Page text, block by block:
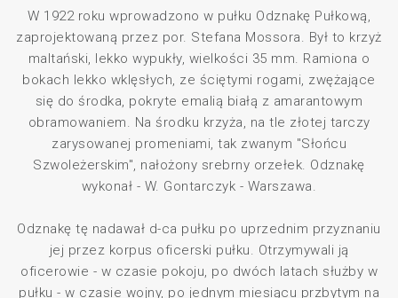
W 1922 roku wprowadzono w pułku Odznakę Pułkową,
zaprojektowaną przez por. Stefana Mossora. Był to krzyż
maltański, lekko wypukły, wielkości 35 mm. Ramiona o
bokach lekko wklęsłych, ze ściętymi rogami, zwężające
się do środka, pokryte emalią białą z amarantowym
obramowaniem. Na środku krzyża, na tle złotej tarczy
zarysowanej promeniami, tak zwanym "Słońcu
Szwoleżerskim", nałożony srebrny orzełek. Odznakę
wykonał - W. Gontarczyk - Warszawa.
Odznakę tę nadawał d-ca pułku po uprzednim przyznaniu
jej przez korpus oficerski pułku. Otrzymywali ją
oficerowie - w czasie pokoju, po dwóch latach służby w
pułku - w czasie wojny, po jednym miesiącu przbytym na